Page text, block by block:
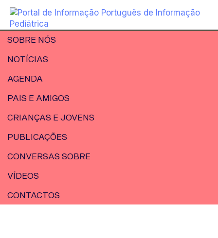
SOBRE NÓS
NOTÍCIAS
AGENDA
PAIS E AMIGOS
CRIANÇAS E JOVENS
PUBLICAÇÕES
CONVERSAS SOBRE
VÍDEOS
CONTACTOS